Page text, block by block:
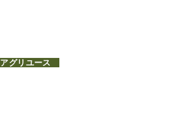
アグリユース